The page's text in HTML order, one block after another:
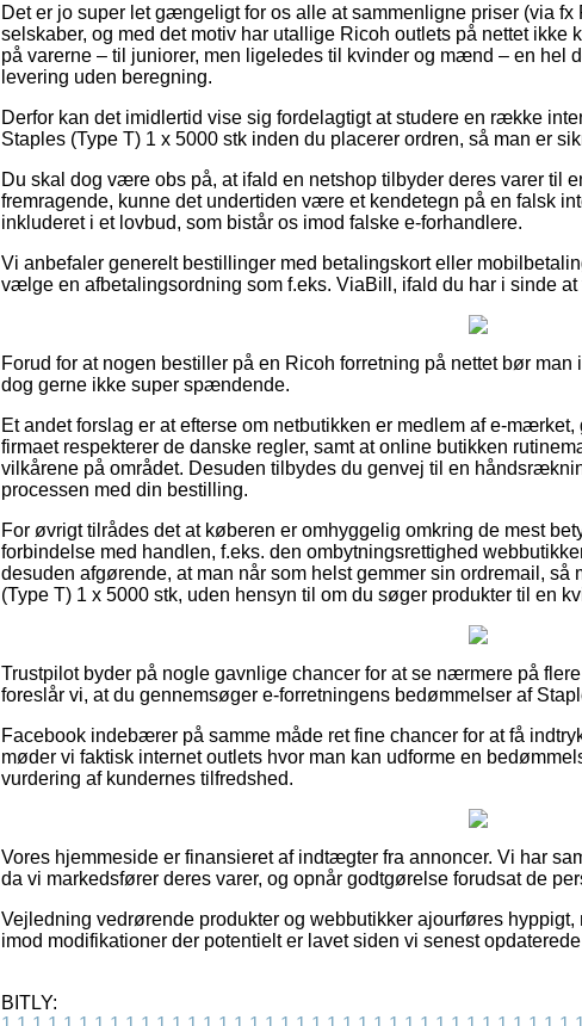
Det er jo super let gængeligt for os alle at sammenligne priser (via
selskaber, og med det motiv har utallige Ricoh outlets på nettet
på varerne – til juniorer, men ligeledes til kvinder og mænd – en hel
levering uden beregning.
Derfor kan det imidlertid vise sig fordelagtigt at studere en række
Staples (Type T) 1 x 5000 stk inden du placerer ordren, så man er
Du skal dog være obs på, at ifald en netshop tilbyder deres varer til
fremragende, kunne det undertiden være et kendetegn på en falsk
inkluderet i et lovbud, som bistår os imod falske e-forhandlere.
Vi anbefaler generelt bestillinger med betalingskort eller
vælge en afbetalingsordning som f.eks. ViaBill, ifald du har i sinde
Forud for at nogen bestiller på en Ricoh forretning på nettet bør
dog gerne ikke super spændende.
Et andet forslag er at efterse om netbutikken er medlem af e-
firmaet respekterer de danske regler, samt at online butikken
vilkårene på området. Desuden tilbydes du genvej til en
processen med din bestilling.
For øvrigt tilrådes det at køberen er omhyggelig omkring de mest
forbindelse med handlen, f.eks. den ombytningsrettighed
desuden afgørende, at man når som helst gemmer sin ordremail,
(Type T) 1 x 5000 stk, uden hensyn til om du søger produkter til en
Trustpilot byder på nogle gavnlige chancer for at se nærmere på
foreslår vi, at du gennemsøger e-forretningens bedømmelser af
Facebook indebærer på samme måde ret fine chancer for at få
møder vi faktisk internet outlets hvor man kan udforme en
vurdering af kundernes tilfredshed.
Vores hjemmeside er finansieret af indtægter fra annoncer. Vi har
da vi markedsfører deres varer, og opnår godtgørelse forudsat de
Vejledning vedrørende produkter og webbutikker ajourføres
imod modifikationer der potentielt er lavet siden vi senest
BITLY: